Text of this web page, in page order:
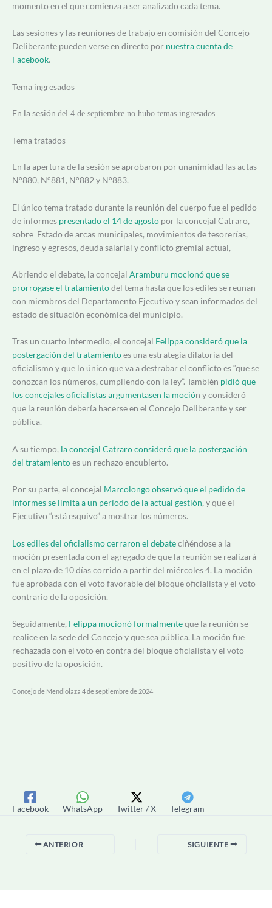
momento en el que comienza a ser analizado cada tema.
Las sesiones y las reuniones de trabajo en comisión del Concejo
Deliberante pueden verse en directo por nuestra cuenta de
Facebook.
Tema ingresados
En la sesión del 4 de septiembre no hubo temas ingresados
Tema tratados
En la apertura de la sesión se aprobaron por unanimidad las actas
N°880, N°881, N°882 y N°883.
El único tema tratado durante la reunión del cuerpo fue el pedido
de informes presentado el 14 de agosto por la concejal Catraro,
sobre Estado de arcas municipales, movimientos de tesorerías,
ingreso y egresos, deuda salarial y conflicto gremial actual,
Abriendo el debate, la concejal Aramburu mocionó que se
prorrogase el tratamientodel tema hasta que los ediles se reunan
con miembros del Departamento Ejecutivo y sean informados del
estado de situación económica del municipio.
Tras un cuarto intermedio, el concejal Felippa consideró que la
postergación del tratamientoes una estrategia dilatoria del
oficialismo y que lo único que va a destrabar el conflicto es “que se
conozcan los números, cumpliendo con la ley”. También pidió que
los concejales oficialistas argumentasen la moción y consideró
que la reunión debería hacerse en el Concejo Deliberante y ser
pública.
A su tiempo, la concejal Catraro consideró que la postergación
del tratamientoes un rechazo encubierto.
Por su parte, el concejal Marcolongo observó que el pedido de
informes se limita a un período de la actual gestión, y que el
Ejecutivo “está esquivo” a mostrar los números.
Los ediles del oficialismo cerraron el debateciñéndose a la
moción presentada con el agregado de que la reunión se realizará
en el plazo de 10 días corrido a partir del miércoles 4. La moción
fue aprobada con el voto favorable del bloque oficialista y el voto
contrario de la oposición.
Seguidamente, Felippa mocionó formalmenteque la reunión se
realice en la sede del Concejo y que sea pública. La moción fue
rechazada con el voto en contra del bloque oficialista y el voto
positivo de la oposición.
Concejo de Mendiolaza 4 de septiembre de 2024
Facebook WhatsApp Twitter / X Telegram
ANTERIOR SIGUIENTE